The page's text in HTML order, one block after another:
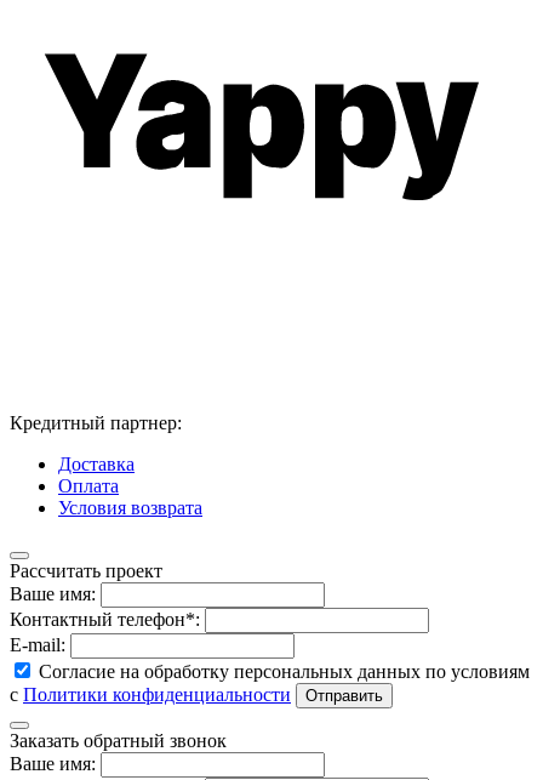
Кредитный партнер:
Доставка
Оплата
Условия возврата
Рассчитать проект
Ваше имя:
Контактный телефон*:
E-mail:
Согласие на обработку персональных данных по условиям
с Политики конфиденциальности
Заказать обратный звонок
Ваше имя: